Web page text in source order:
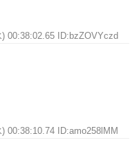
) 00:38:02.65 ID:bzZOVYczd
) 00:38:10.74 ID:amo258lMM